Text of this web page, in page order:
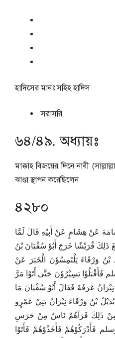
হাদিসের মানঃসহিহ হাদিস
সরাসরি
৬৪/৪৯. অধ্যায়ঃ
মাক্কাহ বিজয়ের দিনে নাবী
ঝাণ্ডা স্থাপন করেছিলেন
৪২৮০
عَنْ هِشَامٍ عَنْ أَبِيْهِ قَالَ لَمَّا
ذَلِكَ قُرَيْشًا خَرَجَ أَبُوْ سُفْيَانَ بْنُ
وَرْقَاءَ يَلْتَمِسُوْنَ الْخَبَرَ عَنْ
فَأَقْبَلُوْا يَسِيْرُوْنَ حَتَّى أَتَوْا مَرَّ
نِيْرَانُ عَرَفَةَ فَقَالَ أَبُوْ سُفْيَانَ مَا
بْنُ وَرْقَاءَ نِيْرَانُ بَنِيْ عَمْرٍو
مِنْ ذَلِكَ فَرَآهُمْ نَاسٌ مِنْ حَرَسِ
فَأَدْرَكُوْهُمْ فَأَخَذُوْهُمْ فَأَتَوْا